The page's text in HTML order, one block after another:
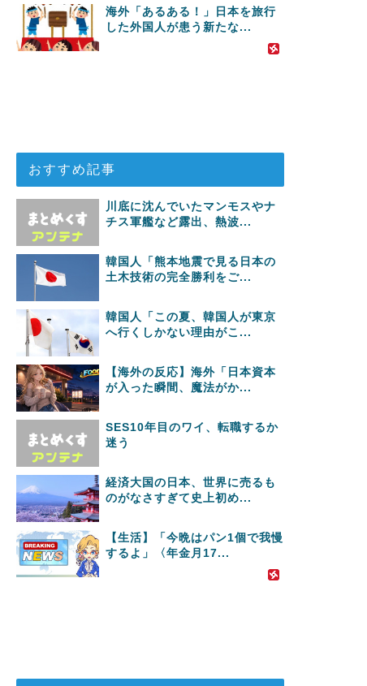
海外「あるある！」日本を旅行
した外国人が患う新たな...
おすすめ記事
川底に沈んでいたマンモスやナ
チス軍艦など露出、熱波...
韓国人「熊本地震で見る日本の
土木技術の完全勝利をご...
韓国人「この夏、韓国人が東京
へ行くしかない理由がこ...
【海外の反応】海外「日本資本
が入った瞬間、魔法がか...
SES10年目のワイ、転職するか
迷う
経済大国の日本、世界に売るも
のがなさすぎて史上初め...
【生活】「今晩はパン1個で我慢
するよ」〈年金月17...